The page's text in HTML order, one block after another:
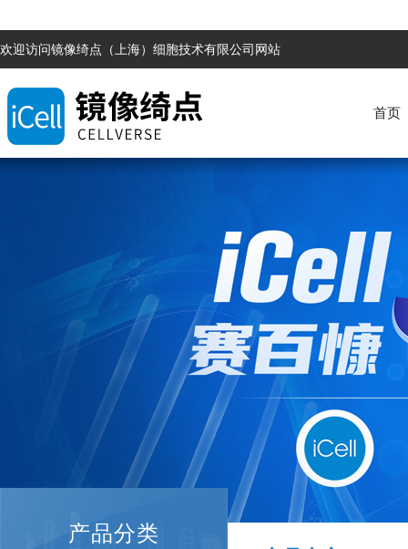
欢迎访问镜像绮点（上海）细胞技术有限公司网站
首页
产品分类